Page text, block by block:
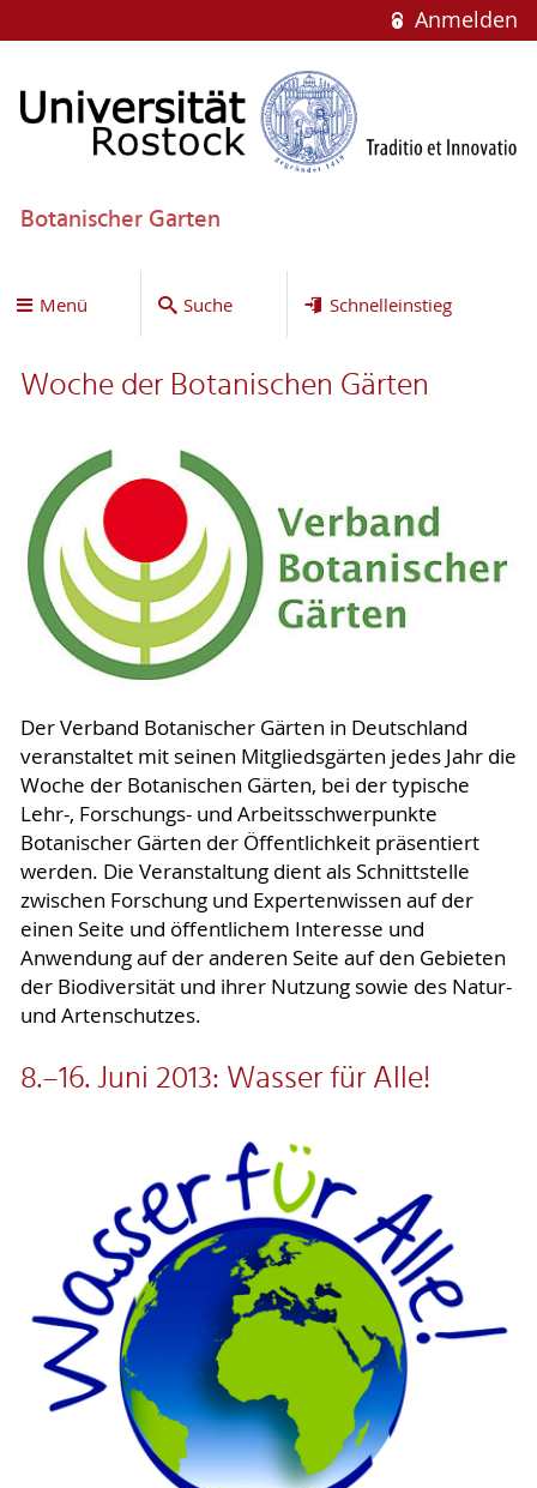
Anmelden
Botanischer Garten
Menü Suche Schnelleinstieg
Woche der Botanischen Gärten
Der Verband Botanischer Gärten in Deutschland
veranstaltet mit seinen Mitgliedsgärten jedes Jahr die
Woche der Botanischen Gärten, bei der typische
Lehr-, Forschungs- und Arbeitsschwerpunkte
Botanischer Gärten der Öffentlichkeit präsentiert
werden. Die Veranstaltung dient als Schnittstelle
zwischen Forschung und Expertenwissen auf der
einen Seite und öffentlichem Interesse und
Anwendung auf der anderen Seite auf den Gebieten
der Biodiversität und ihrer Nutzung sowie des Natur-
und Artenschutzes.
8.–16. Juni 2013: Wasser für Alle!